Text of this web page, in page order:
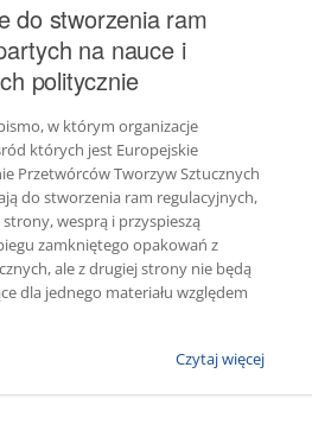
do stworzenia ram
na nauce i
politycznie
w którym organizacje
których jest Europejskie
Przetwórców Tworzyw Sztucznych
do stworzenia ram regulacyjnych,
wesprą i przyspieszą
zamkniętego opakowań z
ale z drugiej strony nie będą
dla jednego materiału względem
Czytaj więcej